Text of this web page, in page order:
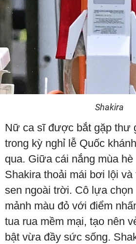
Shakira
Nữ ca sĩ được bắt gặp thư
trong kỳ nghỉ lễ Quốc
qua. Giữa cái nắng mùa
Shakira thoải mái bơi lội
sen ngoài trời. Cô lựa chọn
mảnh màu đỏ với điểm
tua rua mềm mại, tạo nên
bật vừa đầy sức sống.